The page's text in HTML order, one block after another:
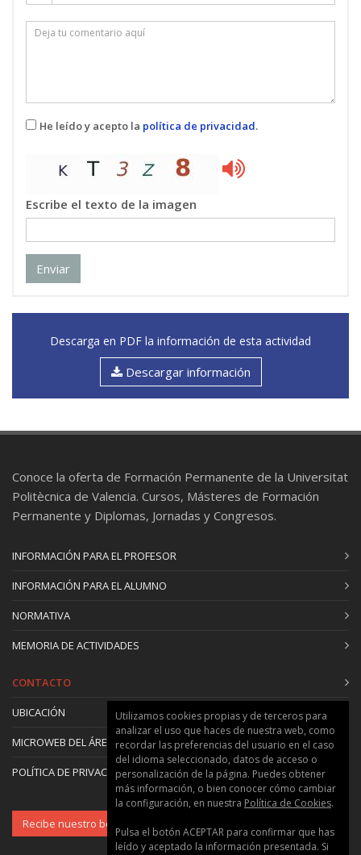
He leído y acepto la política de privacidad.
Escribe el texto de la imagen
Enviar
Descarga en PDF la información de esta actividad
Descargar información
Conoce la oferta de Formación Permanente de la Universitat
Politècnica de Valencia. Cursos, Másteres de Formación
Permanente y Diplomas, Jornadas y Congresos.
INFORMACIÓN PARA EL PROFESOR
INFORMACIÓN PARA EL ALUMNO
NORMATIVA
MEMORIA DE ACTIVIDADES
CONTACTO
UBICACIÓN
MICROWEB DEL ÁREA
POLÍTICA DE PRIVACIDAD Y COOKIES
Recibe nuestro boletín
Utilizamos cookies propias y de terceros para
analizar el uso que haces de nuestra web, como
recordar las preferencias del usuario en el caso
del idioma seleccionado, datos de acceso o
personalización de la página. Puedes obtener
más información, o bien conocer cómo cambiar
la configuración, en nuestra Política de Cookies.
Pulsa el botón ACEPTAR para confirmar que has
leído y aceptado la información presentada. Si